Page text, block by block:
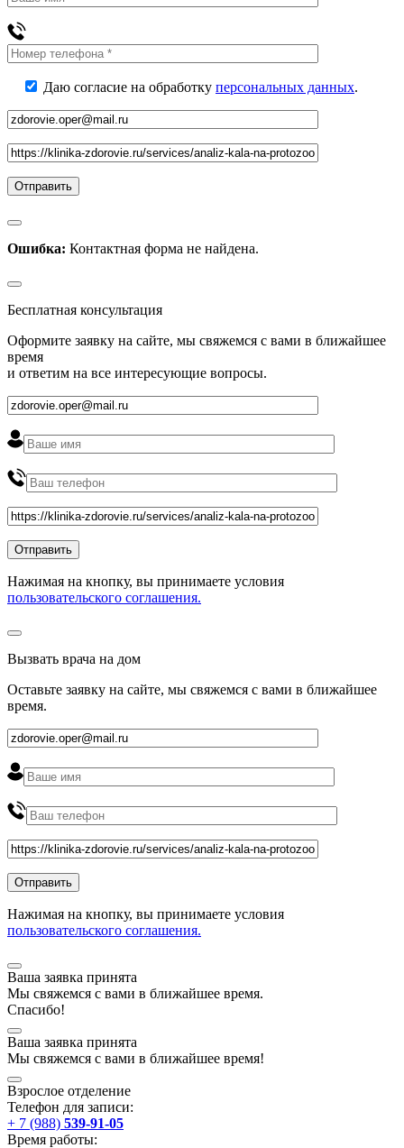
Даю согласие на обработку персональных данных.
Ошибка: Контактная форма не найдена.
Бесплатная консультация
Оформите заявку на сайте, мы свяжемся с вами в ближайшее
время
и ответим на все интересующие вопросы.
Нажимая на кнопку, вы принимаете условия
пользовательского соглашения.
Вызвать врача на дом
Оставьте заявку на сайте, мы свяжемся с вами в ближайшее
время.
Нажимая на кнопку, вы принимаете условия
пользовательского соглашения.
Ваша заявка принята
Мы свяжемся с вами в ближайшее время.
Спасибо!
Ваша заявка принята
Мы свяжемся с вами в ближайшее время!
Взрослое отделение
Телефон для записи:
+ 7 (988) 539-91-05
Время работы: